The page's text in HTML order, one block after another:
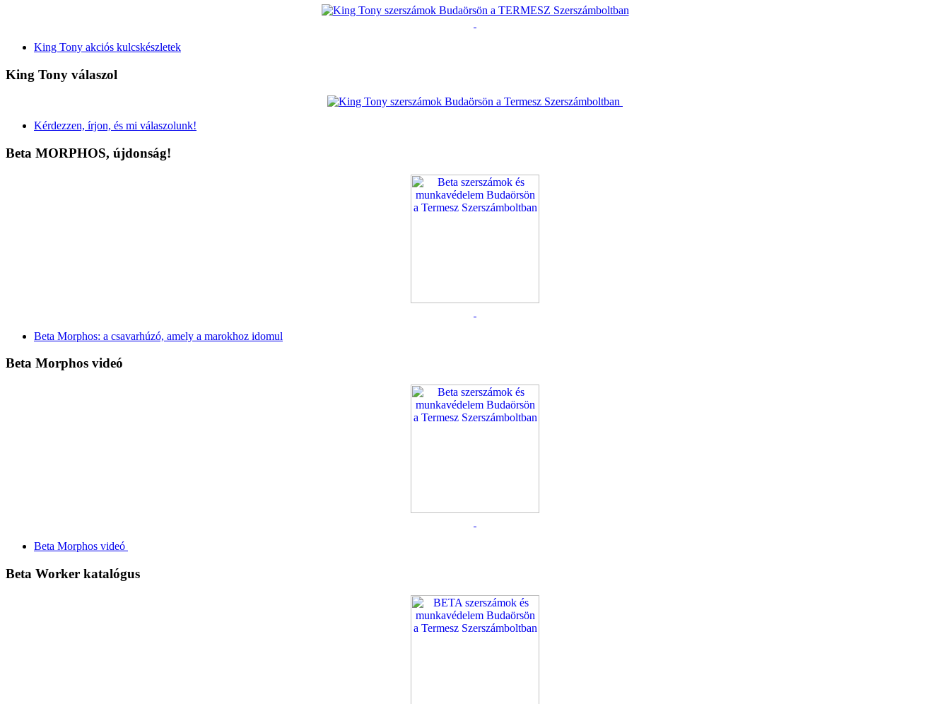
King Tony akciós kulcskészletek
King Tony válaszol
Kérdezzen, írjon, és mi válaszolunk!
Beta MORPHOS, újdonság!
Beta Morphos: a csavarhúzó, amely a marokhoz idomul
Beta Morphos videó
Beta Morphos videó
Beta Worker katalógus